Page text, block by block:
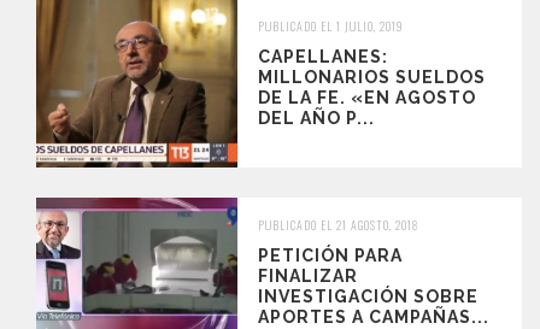
PUBLICADO EL 1 JULIO, 2019
CAPELLANES:
MILLONARIOS SUELDOS
DE LA FE. «EN AGOSTO
DEL AÑO P...
PUBLICADO EL 21 AGOSTO, 2018
PETICIÓN PARA
FINALIZAR
INVESTIGACIÓN SOBRE
APORTES A CAMPAÑAS...